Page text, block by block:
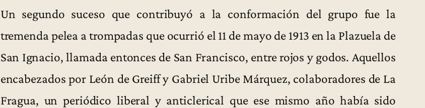
Un segundo suceso que contribuyó a la conformación del grupo fue la
tremenda pelea a trompadas que ocurrió el 11 de mayo de 1913 en la Plazuela de
San Ignacio, llamada entonces de San Francisco, entre rojos y godos. Aquellos
encabezados por León de Greiff y Gabriel Uribe Márquez, colaboradores de La
Fragua, un periódico liberal y anticlerical que ese mismo año había sido